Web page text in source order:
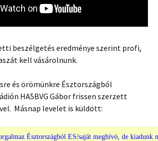
beszélgetés eredménye szerint profi,
kell vásárolnunk.
és örömünkre Észtországból
HA5BVG Gábor frissen szerzett
Másnap levelet is küldött:
Észtországból ES/saját meghívó, de kiadunk